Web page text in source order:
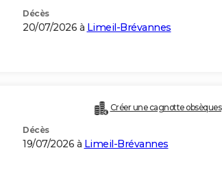
Décès
20/07/2026 à Limeil-Brévannes
Créer une cagnotte obsèques
Décès
19/07/2026 à Limeil-Brévannes